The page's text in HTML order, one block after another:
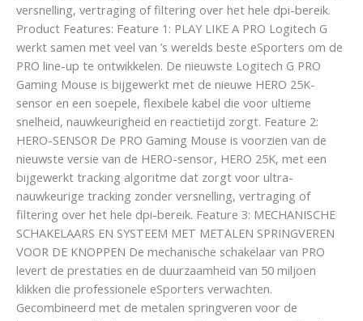
versnelling, vertraging of filtering over het hele dpi-bereik.
Product Features: Feature 1: PLAY LIKE A PRO Logitech G
werkt samen met veel van ’s werelds beste eSporters om de
PRO line-up te ontwikkelen. De nieuwste Logitech G PRO
Gaming Mouse is bijgewerkt met de nieuwe HERO 25K-
sensor en een soepele, flexibele kabel die voor ultieme
snelheid, nauwkeurigheid en reactietijd zorgt. Feature 2:
HERO-SENSOR De PRO Gaming Mouse is voorzien van de
nieuwste versie van de HERO-sensor, HERO 25K, met een
bijgewerkt tracking algoritme dat zorgt voor ultra-
nauwkeurige tracking zonder versnelling, vertraging of
filtering over het hele dpi-bereik. Feature 3: MECHANISCHE
SCHAKELAARS EN SYSTEEM MET METALEN SPRINGVEREN
VOOR DE KNOPPEN De mechanische schakelaar van PRO
levert de prestaties en de duurzaamheid van 50 miljoen
klikken die professionele eSporters verwachten.
Gecombineerd met de metalen springveren voor de